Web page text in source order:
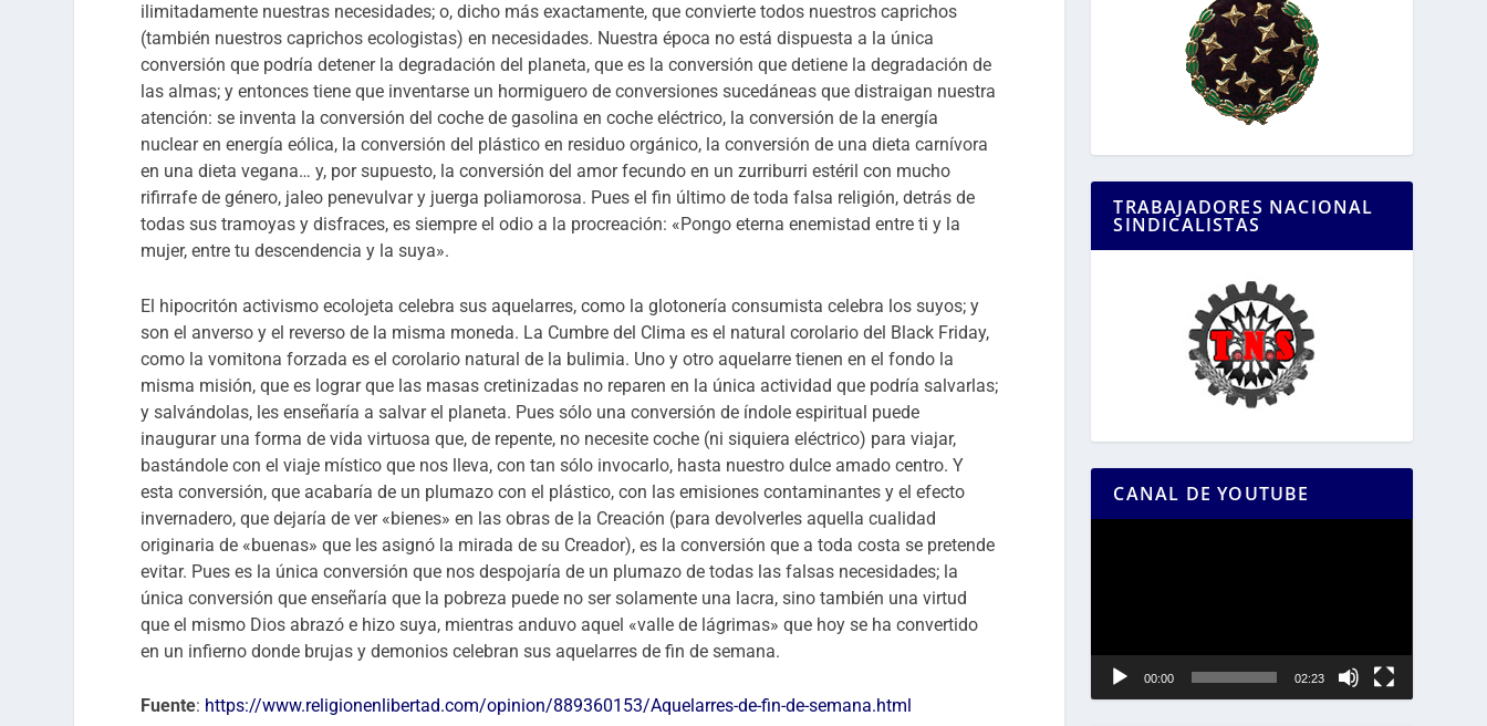
ilimitadamente nuestras necesidades; o, dicho más exactamente, que convierte todos nuestros caprichos
(también nuestros caprichos ecologistas) en necesidades. Nuestra época no está dispuesta a la única
conversión que podría detener la degradación del planeta, que es la conversión que detiene la degradación de
las almas; y entonces tiene que inventarse un hormiguero de conversiones sucedáneas que distraigan nuestra
atención: se inventa la conversión del coche de gasolina en coche eléctrico, la conversión de la energía
nuclear en energía eólica, la conversión del plástico en residuo orgánico, la conversión de una dieta carnívora
en una dieta vegana… y, por supuesto, la conversión del amor fecundo en un zurriburri estéril con mucho
rifirrafe de género, jaleo penevulvar y juerga poliamorosa. Pues el fin último de toda falsa religión, detrás de
todas sus tramoyas y disfraces, es siempre el odio a la procreación: «Pongo eterna enemistad entre ti y la
mujer, entre tu descendencia y la suya».
El hipocritón activismo ecolojeta celebra sus aquelarres, como la glotonería consumista celebra los suyos; y
son el anverso y el reverso de la misma moneda. La Cumbre del Clima es el natural corolario del Black Friday,
como la vomitona forzada es el corolario natural de la bulimia. Uno y otro aquelarre tienen en el fondo la
misma misión, que es lograr que las masas cretinizadas no reparen en la única actividad que podría salvarlas;
y salvándolas, les enseñaría a salvar el planeta. Pues sólo una conversión de índole espiritual puede
inaugurar una forma de vida virtuosa que, de repente, no necesite coche (ni siquiera eléctrico) para viajar,
bastándole con el viaje místico que nos lleva, con tan sólo invocarlo, hasta nuestro dulce amado centro. Y
esta conversión, que acabaría de un plumazo con el plástico, con las emisiones contaminantes y el efecto
invernadero, que dejaría de ver «bienes» en las obras de la Creación (para devolverles aquella cualidad
originaria de «buenas» que les asignó la mirada de su Creador), es la conversión que a toda costa se pretende
evitar. Pues es la única conversión que nos despojaría de un plumazo de todas las falsas necesidades; la
única conversión que enseñaría que la pobreza puede no ser solamente una lacra, sino también una virtud
que el mismo Dios abrazó e hizo suya, mientras anduvo aquel «valle de lágrimas» que hoy se ha convertido
en un infierno donde brujas y demonios celebran sus aquelarres de fin de semana.
Fuente: https://www.religionenlibertad.com/opinion/889360153/Aquelarres-de-fin-de-semana.html
TRABAJADORES NACIONAL
SINDICALISTAS
CANAL DE YOUTUBE
00:00 02:23